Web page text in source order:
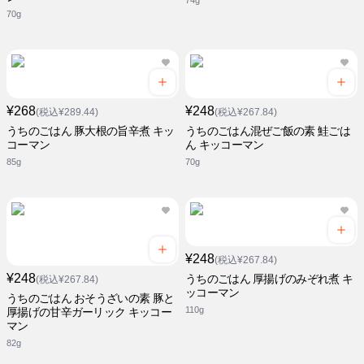
70g
¥268(税込¥289.44)
うちのごはん 豚大根の旨辛煮 キッ
コーマン
85g
¥248(税込¥267.84)
うちのごはん混ぜご飯の素 鮭ごは
ん キッコーマン
70g
¥248(税込¥267.84)
うちのごはん おそうざいの素 豚と
厚揚げの甘辛ガーリック キッコー
マン
82g
¥248(税込¥267.84)
うちのごはん 厚揚げのみぞれ煮 キ
ッコーマン
110g